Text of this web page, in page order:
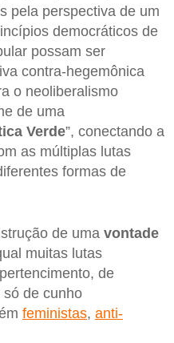
pela perspectiva de um
democráticos de
possam ser
contra-hegemônica
o neoliberalismo
de uma
Verde”, conectando a
as múltiplas lutas
formas de
de uma vontade
muitas lutas
de
de cunho
feministas, anti-